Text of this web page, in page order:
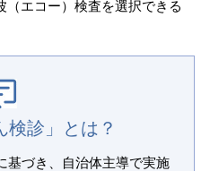
（エコー）検査を選択できる
検診」とは？
基づき、自治体主導で実施